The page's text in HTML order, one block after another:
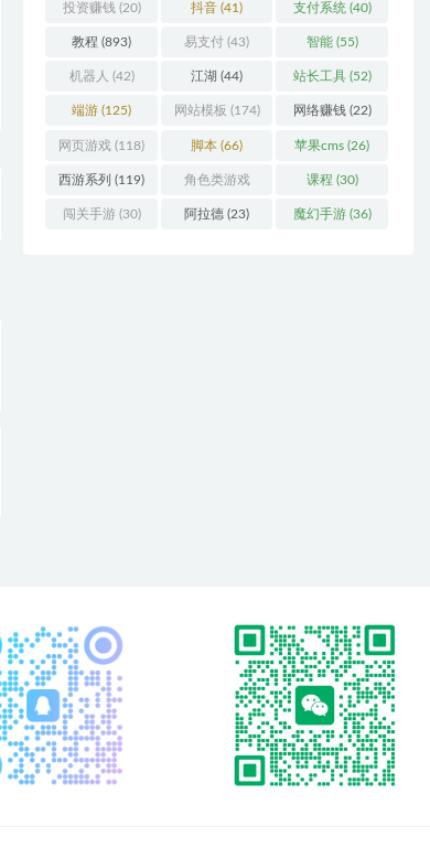
投资赚钱 (20) 抖音 (41) 支付系统 (40)
教程 (893) 易支付 (43) 智能(55)
机器人 (42) 江湖 (44) 站长工具(52)
端游 (125) 网站模板 (174) 网络赚钱(22)
网页游戏 (118) 脚本 (66) 苹果cms (26)
西游系列 (119) 角色类游戏
(306)
课程 (30)
闯关手游(30) 阿拉德 (23) 魔幻手游(36)